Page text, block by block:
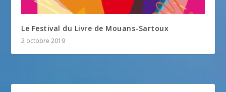
Le Festival du Livre de Mouans-Sartoux
2 octobre 2019